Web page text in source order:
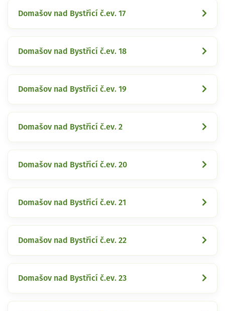
Domašov nad Bystřicí č.ev. 17
Domašov nad Bystřicí č.ev. 18
Domašov nad Bystřicí č.ev. 19
Domašov nad Bystřicí č.ev. 2
Domašov nad Bystřicí č.ev. 20
Domašov nad Bystřicí č.ev. 21
Domašov nad Bystřicí č.ev. 22
Domašov nad Bystřicí č.ev. 23